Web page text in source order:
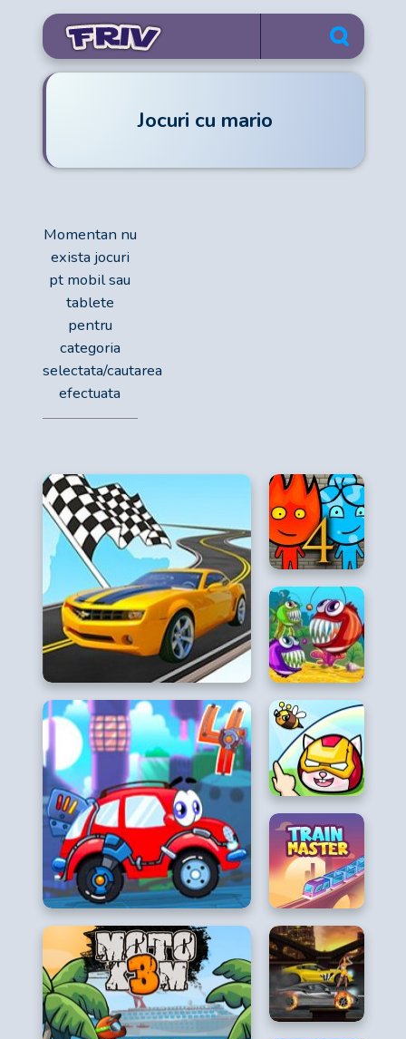
Jocuri cu mario
Momentan nu
exista jocuri
pt mobil sau
tablete
pentru
categoria
selectata/cautarea
efectuata